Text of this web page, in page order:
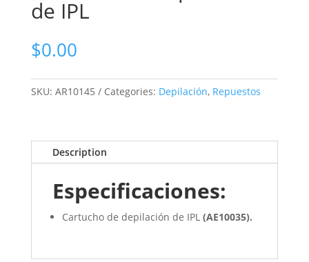
de IPL
$0.00
SKU: AR10145 Categories: Depilación, Repuestos
Description
Especificaciones:
Cartucho de depilación de IPL (AE10035).